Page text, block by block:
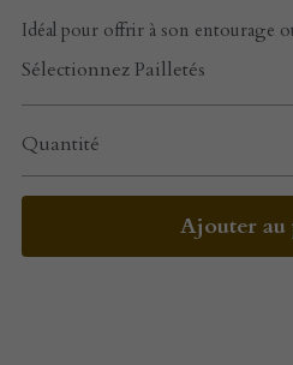
Idéal pour offrir à son entourage
Sélectionnez Pailletés
Quantité
Ajouter au